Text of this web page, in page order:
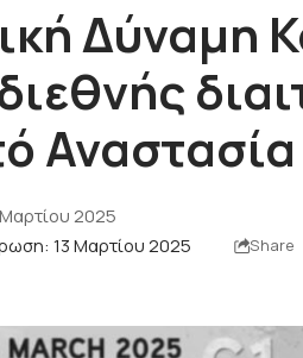
Δύναμη
13 Μαρτίου 2025
2025
Share